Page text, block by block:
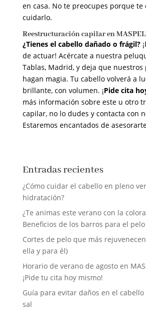
en casa. No te preocupes porque te
cuidarlo.
Reestructuración capilar en
¿Tienes el cabello dañado o frágil?
de actuar! Acércate a nuestra
Tablas, Madrid, y deja que nuestros
hagan magia. Tu cabello volverá a
brillante, con volumen. ¡Pide cita
más información sobre este u otro
capilar, no lo dudes y contacta con
Estaremos encantados de
Entradas recientes
¿Cómo cuidar el cabello en pleno
hidratación?
¿Te animas este verano con la
Beneficios de los barros para el pelo
Cortes de pelo que más
ella y para él)
Horario de verano de agosto en
¡Pide tu cita hoy mismo!
Guía para evitar daños en el
sal